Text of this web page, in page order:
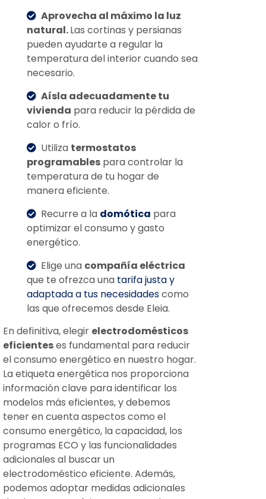
Aprovecha al máximo la luz
natural.Las cortinas y persianas
pueden ayudarte a regular la
temperatura del interior cuando sea
necesario.
Aísla adecuadamente tu
vivienda para reducir la pérdida de
calor o frío.
Utiliza termostatos
programables para controlar la
temperatura de tu hogar de
manera eficiente.
Recurre a la domótica para
optimizar el consumo y gasto
energético.
Elige una compañía eléctrica
que te ofrezca una tarifa justa y
adaptada a tus necesidadescomo
las que ofrecemos desde Eleia.
En definitiva, elegir electrodomésticos
eficienteses fundamental para reducir
el consumo energético en nuestro hogar.
La etiqueta energética nos proporciona
información clave para identificar los
modelos más eficientes, y debemos
tener en cuenta aspectos como el
consumo energético, la capacidad, los
programas ECO y las funcionalidades
adicionales al buscar un
electrodoméstico eficiente. Además,
podemos adoptar medidas adicionales